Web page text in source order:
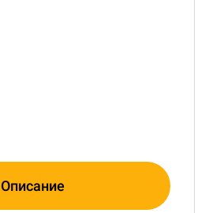
Описание